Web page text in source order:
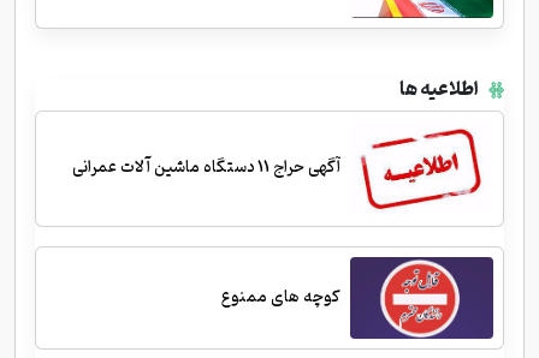
اطلاعیه ها
آگهی حراج 11 دستگاه ماشین آلات عمرانی
کوچه های ممنوع